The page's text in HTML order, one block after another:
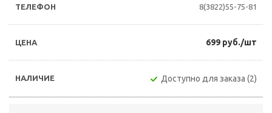
8(3822)55-75-81
699 руб./шт
Доступно для заказа (2)